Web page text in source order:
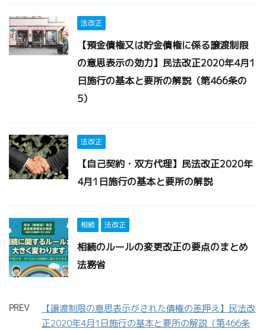
法改正
【預金債権又は貯金債権に係る譲渡制限
の意思表示の効力】民法改正2020年4月1
日施行の基本と要所の解説（第466条の
5）
法改正
【自己契約・双方代理】民法改正2020年
4月1日施行の基本と要所の解説
相続 法改正
相続のルールの変更改正の要点のまとめ
法務省
PREV
【譲渡制限の意思表示がされた債権の差押え】民法改
正2020年4月1日施行の基本と要所の解説（第466条